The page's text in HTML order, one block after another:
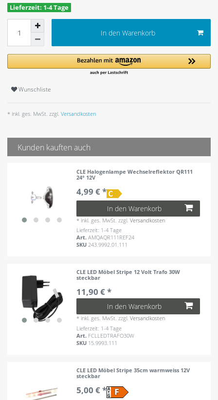
Lieferzeit: 1-4 Tage
In den Warenkorb
Wunschliste
* inkl. ges. MwSt. zzgl. Versandkosten
Kunden kauften auch
CLE Halogenlampe Wechselreflektor QR111
24° 12V
4,99 € *
In den Warenkorb
* inkl. ges. MwSt. zzgl.Versandkosten
Lieferzeit: 1-4 Tage
Art.AMQAQR111REF24
SKU243.9992.01.111
CLE LED Möbel Stripe 12 Volt Trafo 30W
steckbar
11,90 € *
In den Warenkorb
* inkl. ges. MwSt. zzgl.Versandkosten
Lieferzeit: 1-4 Tage
Art. FCLLEDTRAFO30W
SKU 15.9993.111
CLE LED Möbel Stripe 35cm warmweiss 12V
steckbar
5,00 € *